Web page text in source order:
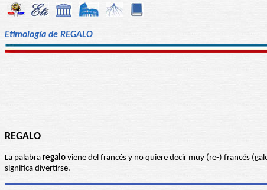
Etimología de REGALO
REGALO
La palabra regalo viene del francés y no quiere decir muy (re-) francés
significa divertirse.